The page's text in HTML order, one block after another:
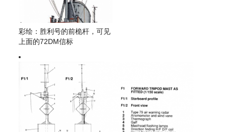
彩绘：胜利号的前桅杆，可见
上面的72DM信标